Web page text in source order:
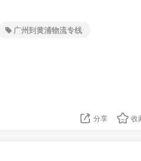
广州到黄浦物流专线
分享 收